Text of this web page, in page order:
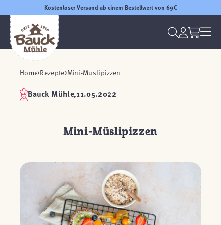
Kostenloser Versand ab einem Bestellwert von 69€
Home Rezepte Mini-Müslipizzen
Bauck Mühle,11.05.2022
Mini-Müslipizzen